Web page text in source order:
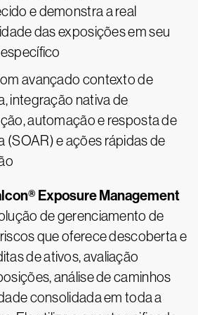
e demonstra a real
das exposições em seu
avançado contexto de
integração nativa de
automação e resposta de
(SOAR) e ações rápidas de
Exposure Management
de gerenciamento de
que oferece descoberta e
de ativos, avaliação
análise de caminhos
consolidada em toda a